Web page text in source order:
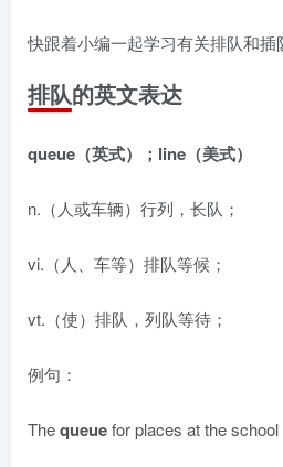
快跟着小编一起学习有关排队和插
排队的英文表达
queue（英式）；line（美式）
n.（人或车辆）行列，长队；
vi.（人、车等）排队等候；
vt.（使）排队，列队等待；
例句：
Thequeuefor places at the